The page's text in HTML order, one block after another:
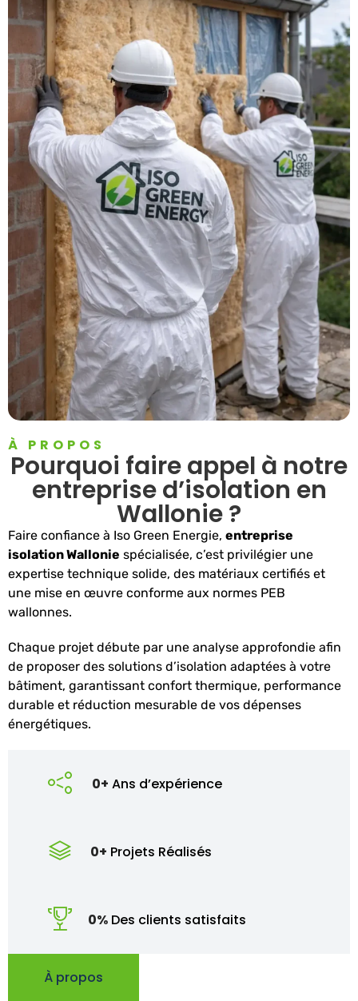
À PROPOS
Pourquoi faire appel à notre
entreprise d’isolation en
Wallonie ?
Faire confiance à Iso Green Energie, entreprise
isolation Wallonie spécialisée, c’est privilégier une
expertise technique solide, des matériaux certifiés et
une mise en œuvre conforme aux normes PEB
wallonnes.
Chaque projet débute par une analyse approfondie afin
de proposer des solutions d’isolation adaptées à votre
bâtiment, garantissant confort thermique, performance
durable et réduction mesurable de vos dépenses
énergétiques.
0+ Ans d’expérience
0+ Projets Réalisés
0% Des clients satisfaits
À propos